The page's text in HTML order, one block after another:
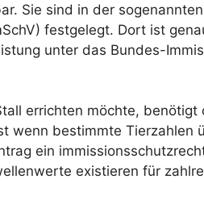
Sie sind in der
festgelegt. Dort ist
unter das Bundes-
errichten möchte, benötigt
wenn bestimmte Tierzahlen
ein
existieren für